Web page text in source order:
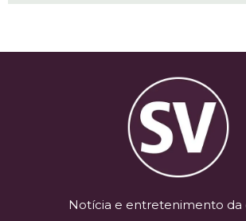
Notícia e entretenimento da